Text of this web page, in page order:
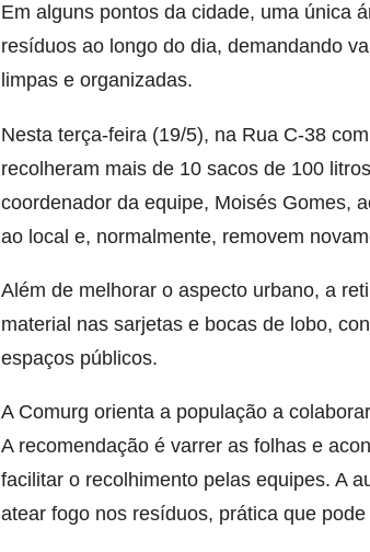
Em alguns pontos da cidade, uma única
resíduos ao longo do dia, demandando
limpas e organizadas.
Nesta terça-feira (19/5), na Rua C-38
recolheram mais de 10 sacos de 100
coordenador da equipe, Moisés Gomes,
ao local e, normalmente, removem
Além de melhorar o aspecto urbano, a
material nas sarjetas e bocas de lobo,
espaços públicos.
A Comurg orienta a população a
A recomendação é varrer as folhas e
facilitar o recolhimento pelas equipes. A
atear fogo nos resíduos, prática que